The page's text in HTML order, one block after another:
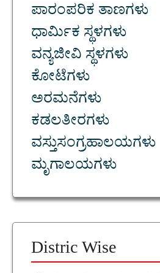
ಪಾರಂಪರಿಕ ತಾಣಗಳು
ಧಾರ್ಮಿಕ ಸ್ಥಳಗಳು
ವನ್ಯಜೀವಿ ಸ್ಥಳಗಳು
ಕೋಟೆಗಳು
ಅರಮನೆಗಳು
ಕಡಲತೀರಗಳು
ವಸ್ತುಸಂಗ್ರಹಾಲಯಗಳು
ಮೃಗಾಲಯಗಳು
Distric Wise